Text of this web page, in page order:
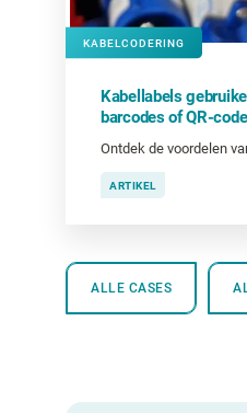
KABELCODERING
Kabellabels
barcodes of QR-
ARTIKEL
ALLE CASES